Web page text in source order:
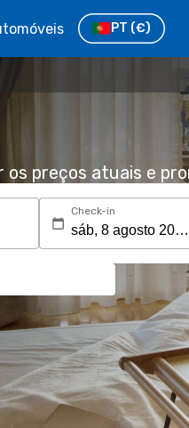
PT (€)
preços atuais e
Check-in